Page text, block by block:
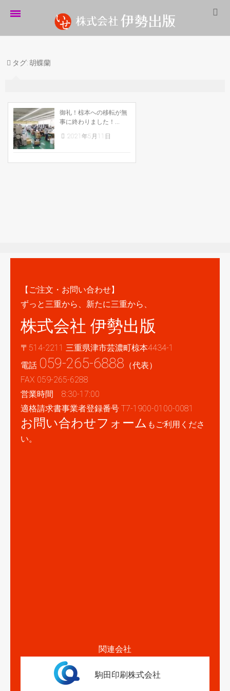
伊勢出版だより
制作実績
企業情報
採用情報
タグ:胡蝶蘭
御礼！椋本への移転が無
事に終わりました！...
2021年5月11日
【ご注文・お問い合わせ】
ずっと三重から、新たに三重から、
株式会社 伊勢出版
〒514-2211 三重県津市芸濃町椋本4434-1
電話 059-265-6888 （代表）
FAX 059-265-6288
営業時間 8:30-17:00
適格請求書事業者登録番号 T7-1900-0100-0081
お問い合わせフォーム もご利用くださ
い。
関連会社
駒田印刷株式会社